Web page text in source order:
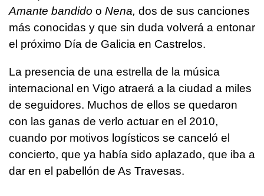
Amante bandido o Nena, dos de sus canciones
más conocidas y que sin duda volverá a entonar
el próximo Día de Galicia en Castrelos.
La presencia de una estrella de la música
internacional en Vigo atraerá a la ciudad a miles
de seguidores. Muchos de ellos se quedaron
con las ganas de verlo actuar en el 2010,
cuando por motivos logísticos se canceló el
concierto, que ya había sido aplazado, que iba a
dar en el pabellón de As Travesas.